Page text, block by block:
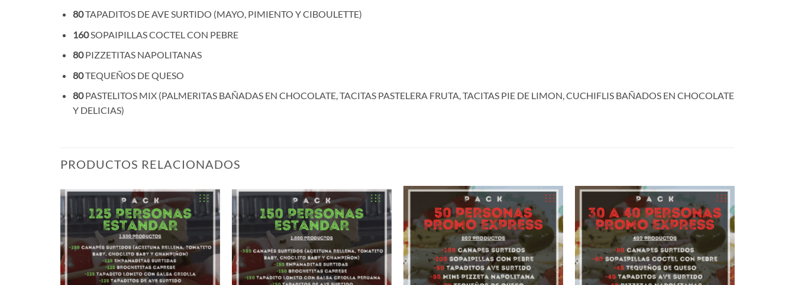
80TAPADITOS DE AVE SURTIDO (MAYO, PIMIENTO Y CIBOULETTE)
160SOPAIPILLAS COCTEL CON PEBRE
80PIZZETITAS NAPOLITANAS
80TEQUEÑOS DE QUESO
80PASTELITOS MIX (PALMERITAS BAÑADAS EN CHOCOLATE, TACITAS PASTELERA FRUTA, TACITAS PIE DE LIMON, CUCHIFLIS BAÑADOS EN CHOCOLATE
Y DELICIAS)
PRODUCTOS RELACIONADOS